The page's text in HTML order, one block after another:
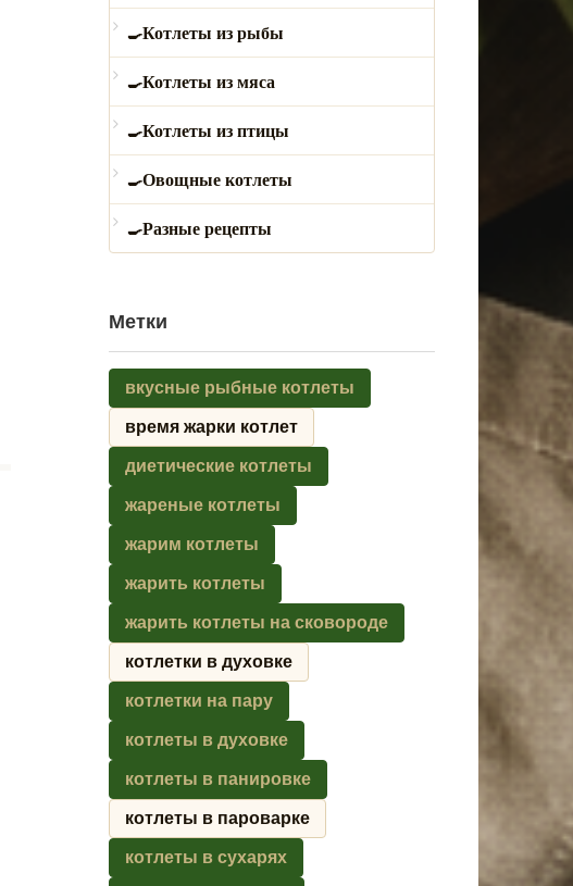
Котлеты из рыбы
Котлеты из мяса
Котлеты из птицы
Овощные котлеты
Разные рецепты
Метки
вкусные рыбные котлеты
время жарки котлет
диетические котлеты
жареные котлеты
жарим котлеты
жарить котлеты
жарить котлеты на сковороде
котлетки в духовке
котлетки на пару
котлеты в духовке
котлеты в панировке
котлеты в пароварке
котлеты в сухарях